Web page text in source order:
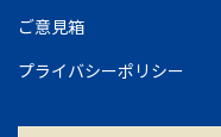
ご意見箱
プライバシーポリシー